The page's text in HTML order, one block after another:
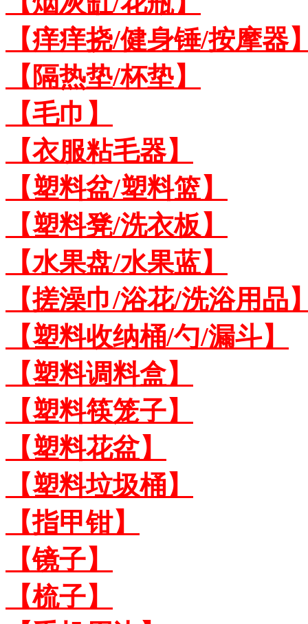
【痒痒挠/健身锤/按摩器
【隔热垫/杯垫】
【毛巾】
【衣服粘毛器】
【塑料盆/塑料篮】
【塑料凳/洗衣板】
【水果盘/水果蓝】
【搓澡巾/浴花/洗浴用品
【塑料收纳桶/勺/漏斗】
【塑料调料盒】
【塑料筷笼子】
【塑料花盆】
【塑料垃圾桶】
【指甲钳】
【镜子】
【梳子】